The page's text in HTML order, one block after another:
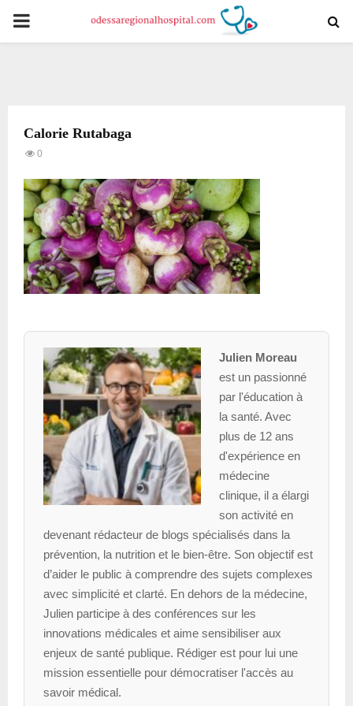
PRIMARY
Calorie Rutabaga
0
Julien Moreau
est un passionné
par l'éducation à
la santé. Avec
plus de 12 ans
d'expérience en
médecine
clinique, il a élargi
son activité en
devenant rédacteur de blogs spécialisés dans la
prévention, la nutrition et le bien-être. Son objectif est
d’aider le public à comprendre des sujets complexes
avec simplicité et clarté. En dehors de la médecine,
Julien participe à des conférences sur les
innovations médicales et aime sensibiliser aux
enjeux de santé publique. Rédiger est pour lui une
mission essentielle pour démocratiser l'accès au
savoir médical.